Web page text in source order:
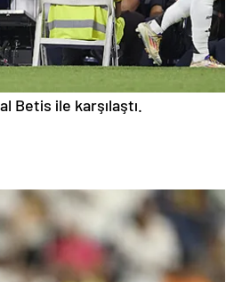
Betis ile karşılaştı.